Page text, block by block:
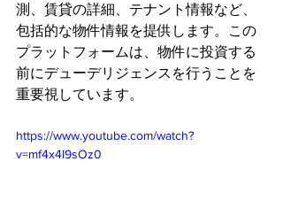
測、賃貸の詳細、テナント情報など、
包括的な物件情報を提供します。この
プラットフォームは、物件に投資する
前にデューデリジェンスを行うことを
重要視しています。‍
https://www.youtube.com/watch?
v=mf4x4I9sOz0